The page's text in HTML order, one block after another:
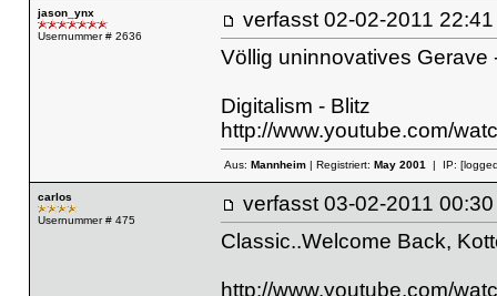
jason_ynx
Usernummer # 2636
verfasst 02-02-2011
Völlig uninnovatives Gerave
Digitalism - Blitz
http://www.youtube.com/
Aus: Mannheim| Registriert: May 2001| IP:
carlos
Usernummer # 475
verfasst 03-02-2011
Classic..Welcome Back,
http://www.youtube.com/